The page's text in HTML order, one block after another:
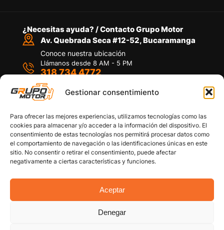
Gestionar consentimiento
Para ofrecer las mejores experiencias, utilizamos tecnologías como las
cookies para almacenar y/o acceder a la información del dispositivo. El
consentimiento de estas tecnologías nos permitirá procesar datos como
el comportamiento de navegación o las identificaciones únicas en este
sitio. No consentir o retirar el consentimiento, puede afectar
negativamente a ciertas características y funciones.
Aceptar
Denegar
¿Necesitas ayuda? / Contacto Grupo Motor
Av. Quebrada Seca #12-52, Bucaramanga
Conoce nuestra ubicación
Llámanos desde 8 AM - 5 PM
318 734 4772
Por medio de WhatsApp
Copyright © 2026 Grupo Motor S.A.S. Todos los
Políticas de privacidad
Política de devoluciones y/o reembolsos
Términos y Condiciones